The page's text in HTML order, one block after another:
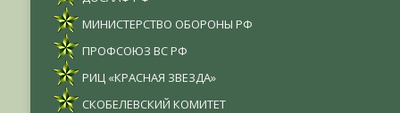
МИНИСТЕРСТВО ОБОРОНЫ РФ
ПРОФСОЮЗ ВС РФ
РИЦ «КРАСНАЯ ЗВЕЗДА»
СКОБЕЛЕВСКИЙ КОМИТЕТ